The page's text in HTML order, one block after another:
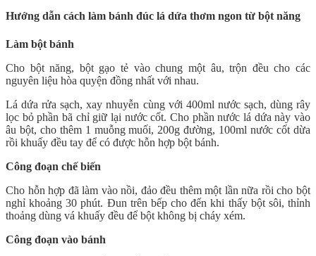
Hướng dẫn cách làm bánh đúc lá dứa thơm ngon từ bột năng
Làm bột bánh
Cho bột năng, bột gạo tẻ vào chung một âu, trộn đều cho các
nguyên liệu hòa quyện đồng nhất với nhau.
Lá dứa rửa sạch, xay nhuyễn cùng với 400ml nước sạch, dùng rây
lọc bỏ phần bã chỉ giữ lại nước cốt. Cho phần nước lá dứa này vào
âu bột, cho thêm 1 muỗng muối, 200g đường, 100ml nước cốt dừa
rồi khuấy đều tay để có được hỗn hợp bột bánh.
Công đoạn chế biến
Cho hỗn hợp đã làm vào nồi, đảo đều thêm một lần nữa rồi cho bột
nghỉ khoảng 30 phút. Đun trên bếp cho đến khi thấy bột sôi, thỉnh
thoảng dùng vá khuấy đều để bột không bị cháy xém.
Công đoạn vào bánh